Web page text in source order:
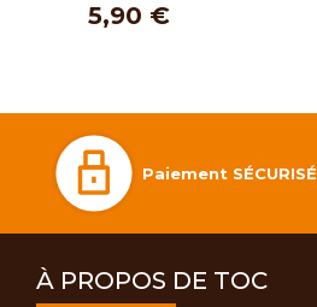
5,90 €
Paiement SÉCURISÉ
À PROPOS DE TOC